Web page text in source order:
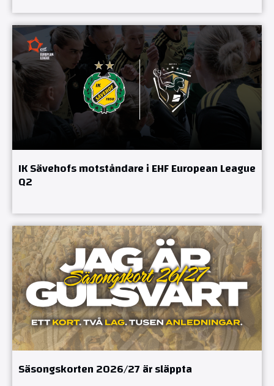
IK Sävehofs motståndare i EHF European League
Q2
Säsongskorten 2026/27 är släppta